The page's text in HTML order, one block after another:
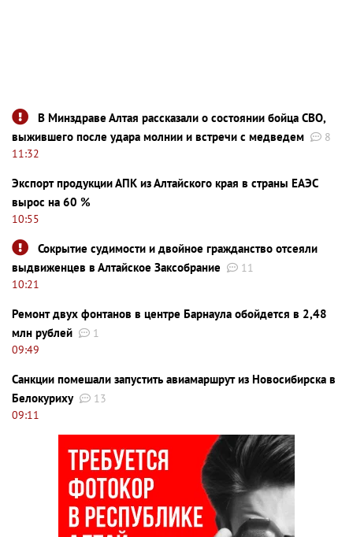
В Минздраве Алтая рассказали о состоянии бойца СВО,
выжившего после удара молнии и встречи с медведем
8
11:32
Экспорт продукции АПК из Алтайского края в страны ЕАЭС
вырос на 60 %
10:55
Сокрытие судимости и двойное гражданство отсеяли
выдвиженцев в Алтайское Заксобрание
11
10:21
Ремонт двух фонтанов в центре Барнаула обойдется в 2,48
млн рублей
1
09:49
Санкции помешали запустить авиамаршрут из Новосибирска в
Белокуриху
13
09:11